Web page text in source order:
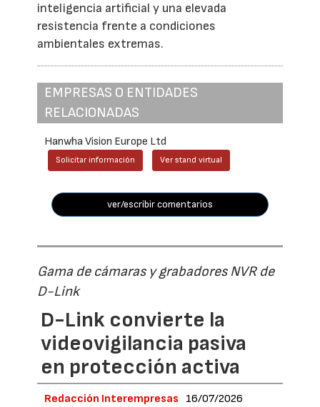
inteligencia artificial y una elevada
resistencia frente a condiciones
ambientales extremas.
EMPRESAS O ENTIDADES
RELACIONADAS
Hanwha Vision Europe Ltd
Solicitar información Ver stand virtual
ver/escribir comentarios
Gama de cámaras y grabadores NVR de
D-Link
D-Link convierte la
videovigilancia pasiva
en protección activa
Redacción Interempresas 16/07/2026